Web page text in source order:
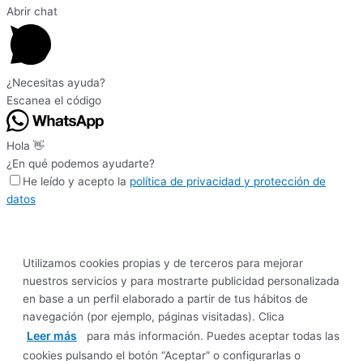
Abrir chat
¿Necesitas ayuda?
Escanea el código
Hola 👋
¿En qué podemos ayudarte?
He leído y acepto la política de privacidad y protección de
datos
Utilizamos cookies propias y de terceros para mejorar
nuestros servicios y para mostrarte publicidad personalizada
en base a un perfil elaborado a partir de tus hábitos de
navegación (por ejemplo, páginas visitadas). Clica
Leer más
para más información. Puedes aceptar todas las
cookies pulsando el botón “Aceptar” o configurarlas o